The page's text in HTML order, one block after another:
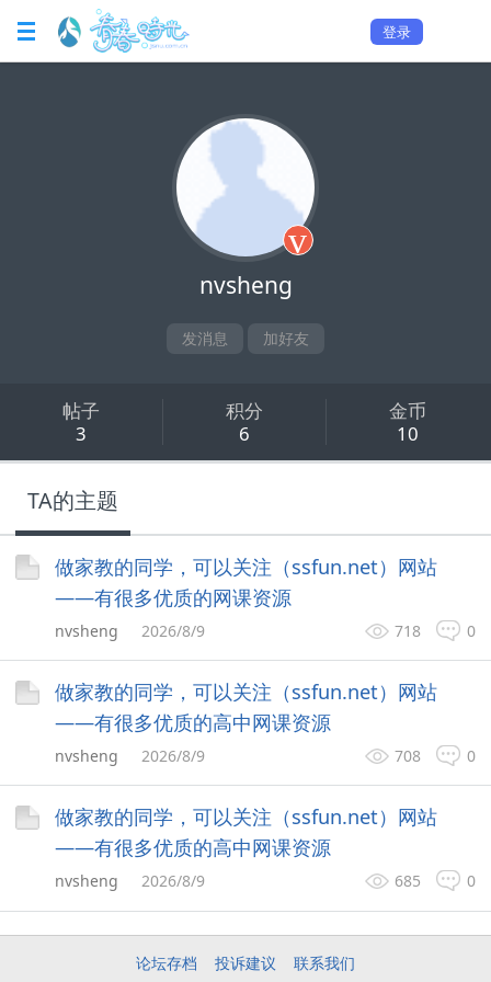
登录
v
nvsheng
发消息 加好友
帖子
3
积分
6
金币
10
TA的主题
做家教的同学，可以关注（ssfun.net）网站
——有很多优质的网课资源
0
718
nvsheng 2026/8/9
做家教的同学，可以关注（ssfun.net）网站
——有很多优质的高中网课资源
0
708
nvsheng 2026/8/9
做家教的同学，可以关注（ssfun.net）网站
——有很多优质的高中网课资源
0
685
nvsheng 2026/8/9
论坛存档 投诉建议
联系我们